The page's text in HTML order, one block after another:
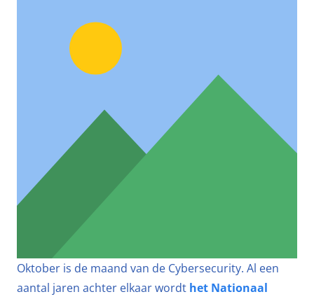
Oktober is de maand van de Cybersecurity. Al een
aantal jaren achter elkaar wordt het Nationaal